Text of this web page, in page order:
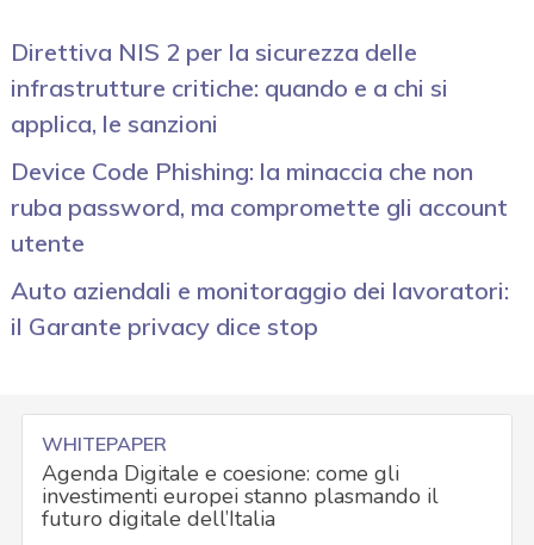
Direttiva NIS 2 per la sicurezza delle
infrastrutture critiche: quando e a chi si
applica, le sanzioni
Device Code Phishing: la minaccia che non
ruba password, ma compromette gli account
utente
Auto aziendali e monitoraggio dei lavoratori:
il Garante privacy dice stop
WHITEPAPER
Agenda Digitale e coesione: come gli
investimenti europei stanno plasmando il
futuro digitale dell’Italia